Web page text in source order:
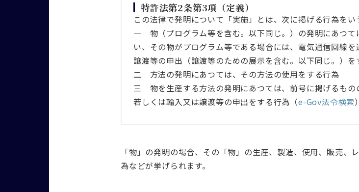
特許法第2条第3項（定義）
この法律で発明について「実施」とは、次に掲げる行為をい
一 物（プログラム等を含む。以下同じ。）の発明にあつ
い、その物がプログラム等である場合には、電気通信回線
譲渡等の申出（譲渡等のための展示を含む。以下同じ。）を
二 方法の発明にあつては、その方法の使用をする行為
三 物を生産する方法の発明にあつては、前号に掲げるも
若しくは輸入又は譲渡等の申出をする行為（e-Gov法令検索）
「物」の発明の場合、その「物」の生産、製造、使用、販売
為などが挙げられます。